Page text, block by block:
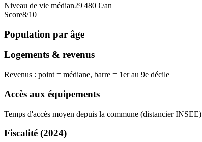
Niveau de vie médian29 480 €/an
Score8/10
Population par âge
Logements & revenus
Revenus : point = médiane, barre = 1er au 9e décile
Accès aux équipements
Temps d'accès moyen depuis la commune (distancier INSEE)
Fiscalité (2024)